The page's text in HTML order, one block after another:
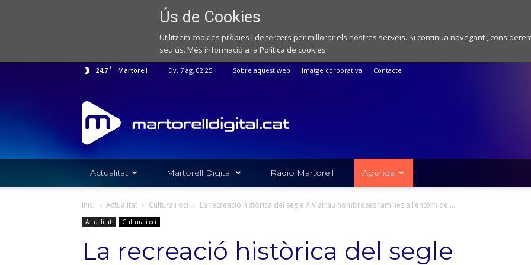
Ús de Cookies
Utilitzem cookies pròpies i de tercers per millorar els nostres serveis. Si continua navegant ,
seu ús. Més informació a la Política de cookies
24.7 C Martorell Dv, 7 ag. 02:25 Sobre aquest web Imatge corporativa Contacte
Web
de
notícies
de
l'Ajuntament
Martorell
Actualitat Martorell Digital Ràdio Martorell Agenda
Inici Actualitat Cultura i oci La recreació històrica del segle XIV atrau nombroses famílies a l’entorn del...
Actualitat Cultura i oci
La recreació històrica del segle